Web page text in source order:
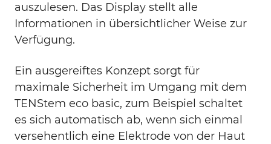
auszulesen. Das Display stellt alle
Informationen in übersichtlicher Weise zur
Verfügung.
Ein ausgereiftes Konzept sorgt für
maximale Sicherheit im Umgang mit dem
TENStem eco basic, zum Beispiel schaltet
es sich automatisch ab, wenn sich einmal
versehentlich eine Elektrode von der Haut